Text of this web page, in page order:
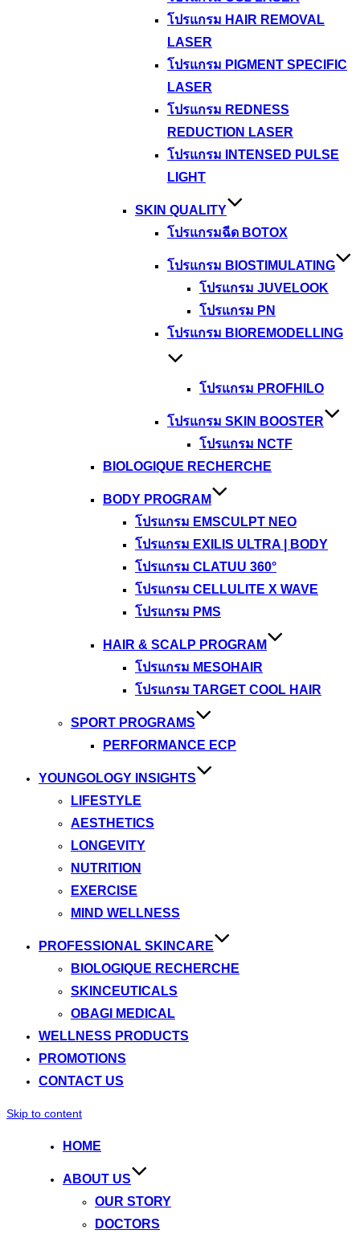
โปรแกรม HAIR REMOVAL
LASER
โปรแกรม PIGMENT SPECIFIC
LASER
โปรแกรม REDNESS
REDUCTION LASER
โปรแกรม INTENSED PULSE
LIGHT
SKIN QUALITY
โปรแกรมฉีด BOTOX
โปรแกรม BIOSTIMULATING
โปรแกรม JUVELOOK
โปรแกรม PN
โปรแกรม BIOREMODELLING
โปรแกรม PROFHILO
โปรแกรม SKIN BOOSTER
โปรแกรม NCTF
BIOLOGIQUE RECHERCHE
BODY PROGRAM
โปรแกรม EMSCULPT NEO
โปรแกรม EXILIS ULTRA | BODY
โปรแกรม CLATUU 360°
โปรแกรม CELLULITE X WAVE
โปรแกรม PMS
HAIR & SCALP PROGRAM
โปรแกรม MESOHAIR
โปรแกรม TARGET COOL HAIR
SPORT PROGRAMS
PERFORMANCE ECP
YOUNGOLOGY INSIGHTS
LIFESTYLE
AESTHETICS
LONGEVITY
NUTRITION
EXERCISE
MIND WELLNESS
PROFESSIONAL SKINCARE
BIOLOGIQUE RECHERCHE
SKINCEUTICALS
OBAGI MEDICAL
WELLNESS PRODUCTS
PROMOTIONS
CONTACT US
Skip to content
HOME
ABOUT US
OUR STORY
DOCTORS